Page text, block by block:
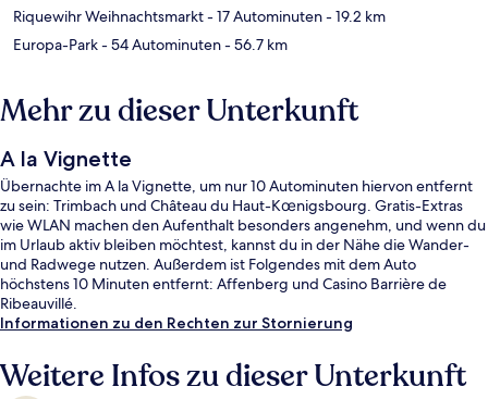
Riquewihr Weihnachtsmarkt- 17 Autominuten- 19.2 km
Europa-Park- 54 Autominuten- 56.7 km
Mehr zu dieser Unterkunft
A la Vignette
Übernachte im A la Vignette, um nur 10 Autominuten hiervon entfernt
zu sein: Trimbach und Château du Haut-Kœnigsbourg. Gratis-Extras
wie WLAN machen den Aufenthalt besonders angenehm, und wenn du
im Urlaub aktiv bleiben möchtest, kannst du in der Nähe die Wander-
und Radwege nutzen. Außerdem ist Folgendes mit dem Auto
höchstens 10 Minuten entfernt: Affenberg und Casino Barrière de
Ribeauvillé.
Informationen zu den Rechten zur Stornierung
Weitere Infos zu dieser Unterkunft